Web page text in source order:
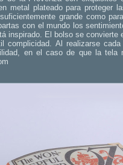
metal plateado para proteger
grande como
con el mundo los
inspirado. El bolso se convierte
complicidad. Al realizarse
en el caso de que la